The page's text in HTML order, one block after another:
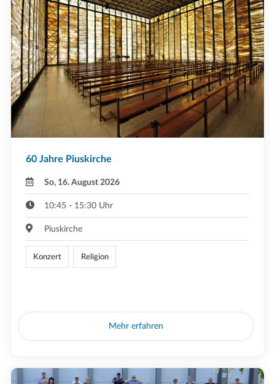
60 Jahre Piuskirche
So, 16. August 2026
10:45 - 15:30 Uhr
Piuskirche
Konzert Religion
Mehr erfahren